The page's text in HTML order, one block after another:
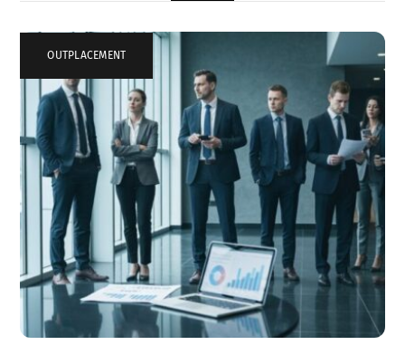
OUTPLACEMENT